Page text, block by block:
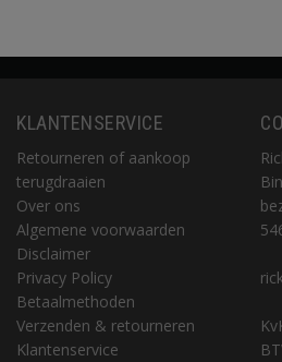
KLANTENSERVICE
Retourneren of aankoop
terugdraaien
Over ons
Algemene voorwaarden
Disclaimer
Privacy Policy
Betaalmethoden
Verzenden & retourneren
Klantenservice